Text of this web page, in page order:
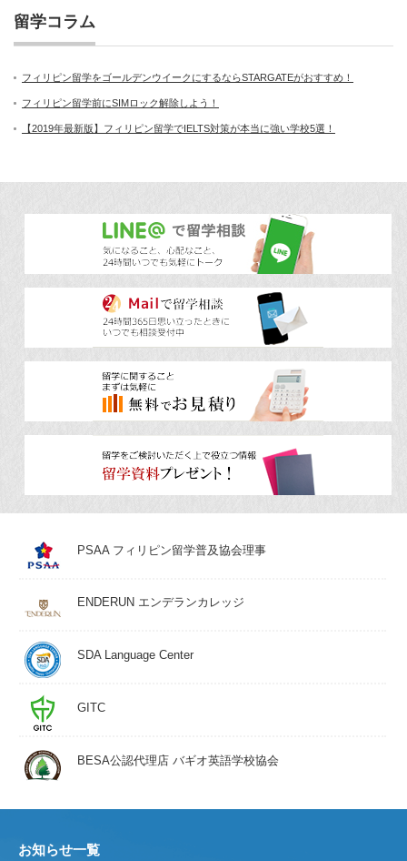
留学コラム
フィリピン留学をゴールデンウイークにするならSTARGATEがおすすめ！
フィリピン留学前にSIMロック解除しよう！
【2019年最新版】フィリピン留学でIELTS対策が本当に強い学校5選！
PSAA フィリピン留学普及協会理事
ENDERUN エンデランカレッジ
SDA Language Center
GITC
BESA公認代理店 バギオ英語学校協会
お知らせ一覧